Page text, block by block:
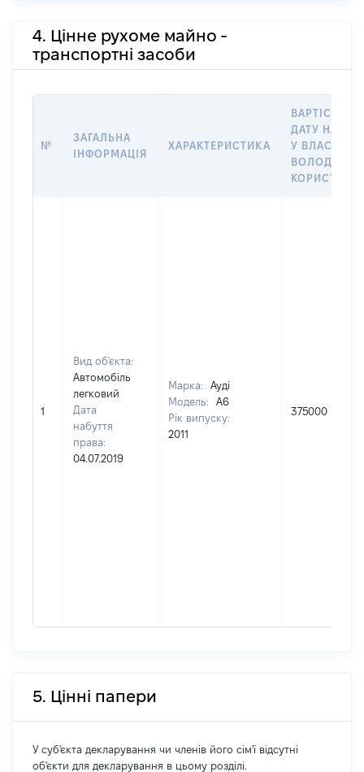
4. Цінне рухоме майно -
транспортні засоби
№
ЗАГАЛЬНА
ІНФОРМАЦІЯ
ХАРАКТЕРИСТИКА
ВАРТІСТЬ НА
ДАТУ
У
ВОЛОДІННЯ
1
Вид об'єкта:
Автомобіль
легковий
Дата
набуття
права:
04.07.2019
Марка:
Ауді
Модель:
А6
Рік випуску:
2011
375000
5. Цінні папери
У суб'єкта декларування чи членів його сім'ї відсутні
об'єкти для декларування в цьому розділі.